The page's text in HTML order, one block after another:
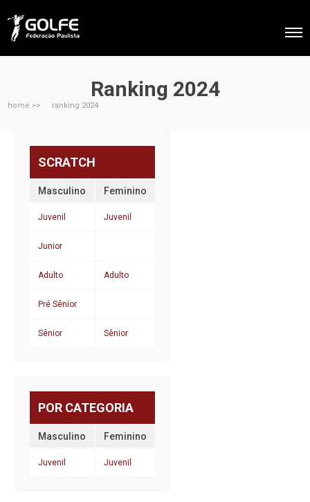
Ranking 2024
home >> ranking 2024
SCRATCH
Masculino Feminino
Juvenil Juvenil
Junior
Adulto Adulto
Pré Sênior
Sênior Sênior
POR CATEGORIA
Masculino Feminino
Juvenil Juvenil